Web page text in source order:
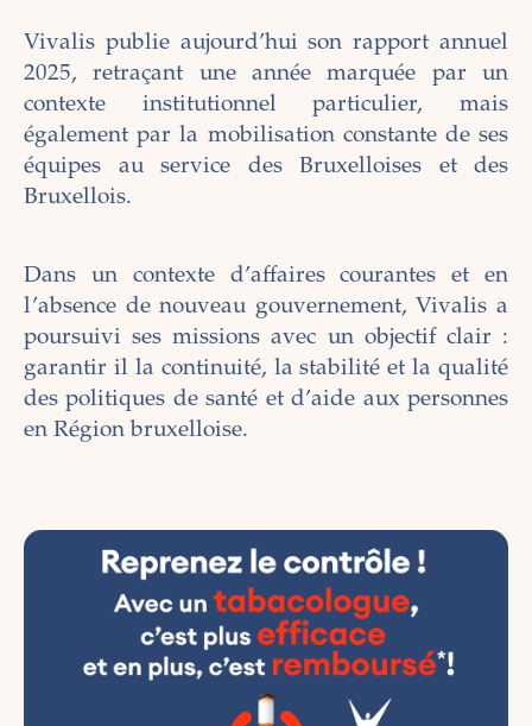
Vivalis publie aujourd’hui son rapport annuel
2025, retraçant une année marquée par un
contexte institutionnel particulier, mais
également par la mobilisation constante de ses
équipes au service des Bruxelloises et des
Bruxellois.
Dans un contexte d’affaires courantes et en
l’absence de nouveau gouvernement, Vivalis a
poursuivi ses missions avec un objectif clair :
garantir il la continuité, la stabilité et la qualité
des politiques de santé et d’aide aux personnes
en Région bruxelloise.